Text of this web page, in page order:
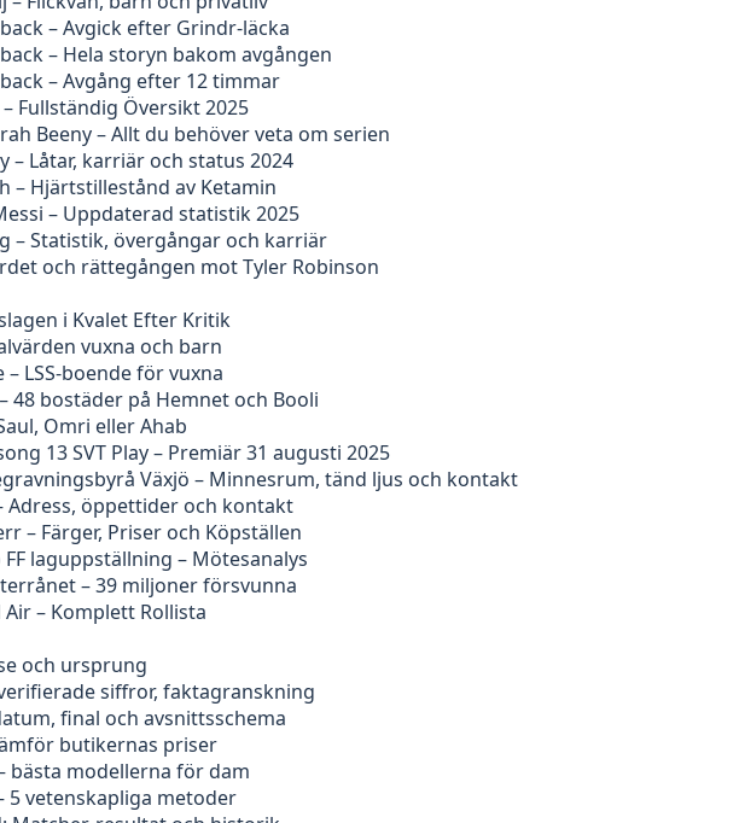
– Avgick efter Grindr-läcka
– Hela storyn bakom avgången
– Avgång efter 12 timmar
Fullständig Översikt 2025
Beeny – Allt du behöver veta om serien
– Låtar, karriär och status 2024
– Hjärtstillestånd av Ketamin
– Uppdaterad statistik 2025
– Statistik, övergångar och karriär
och rättegången mot Tyler Robinson
i Kvalet Efter Kritik
vuxna och barn
LSS-boende för vuxna
48 bostäder på Hemnet och Booli
Omri eller Ahab
13 SVT Play – Premiär 31 augusti 2025
Växjö – Minnesrum, tänd ljus och kontakt
Adress, öppettider och kontakt
– Färger, Priser och Köpställen
laguppställning – Mötesanalys
– 39 miljoner försvunna
– Komplett Rollista
och ursprung
siffror, faktagranskning
final och avsnittsschema
butikernas priser
bästa modellerna för dam
5 vetenskapliga metoder